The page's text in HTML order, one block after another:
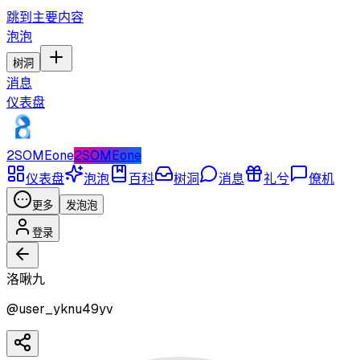
跳到主要内容
泡泡
树洞
消息
仪表盘
2SOMEone2SOMEone
仪表盘
泡泡 百科 树洞 消息 礼兮 僚机
更多 发泡泡
登录
洛啾九
@user_yknu49yv